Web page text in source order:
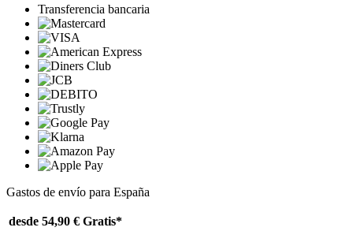
Transferencia bancaria
Gastos de envío para España
desde 54,90 € Gratis*